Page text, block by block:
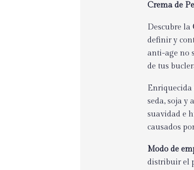
Crema de
Descubre la
definir y
anti-age no
de tus
Enriquecida
seda, soja y
suavidad e
causados
Modo de
distribuir el